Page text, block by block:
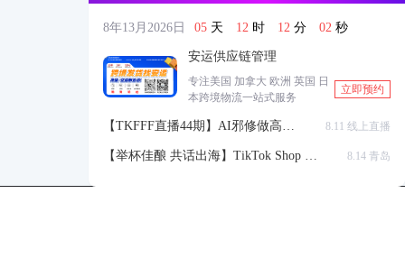
8年13月2026日 05 天 12 时 12 分 01 秒
安运供应链管理
专注美国 加拿大 欧洲 英国 日
本跨境物流一站式服务
立即预约
【TKFFF直播44期】AI邪修做高点
带货视频
8.11 线上直播
【举杯佳酿 共话出海】TikTok Shop 全
8.14 青岛